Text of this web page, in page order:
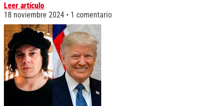
Leer artículo
18 noviembre 2024
1 comentario